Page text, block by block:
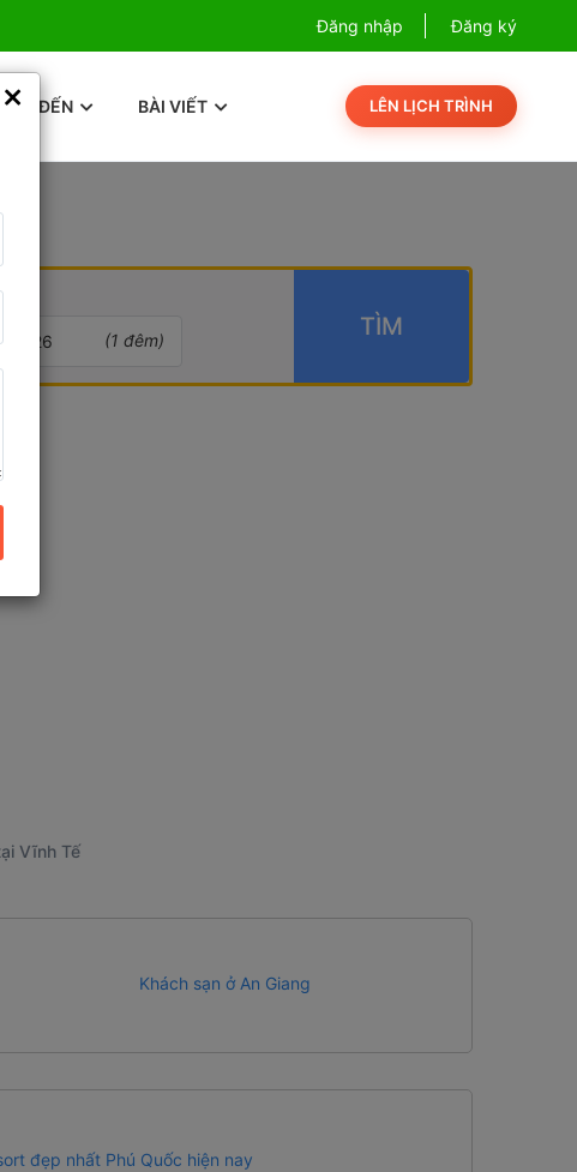
Combo Phú Quốc Giá Cực SốcĐăng nhập Đăng ký
ĐIỂM ĐẾN BÀI VIẾT LÊN LỊCH TRÌNH
(1 đêm) TÌM
Vĩnh Tế
Khách sạn ở An Giang
đẹp nhất Phú Quốc hiện nay